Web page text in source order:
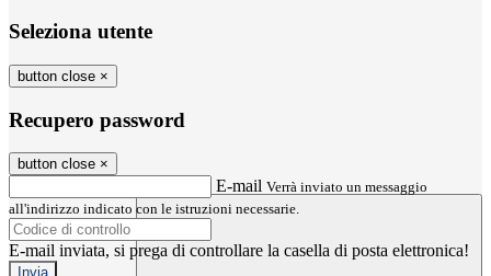
Seleziona utente
button close ×
Recupero password
button close ×
E-mail Verrà inviato un messaggio
all'indirizzo indicato con le istruzioni necessarie.
E-mail inviata, si prega di controllare la casella di posta elettronica!